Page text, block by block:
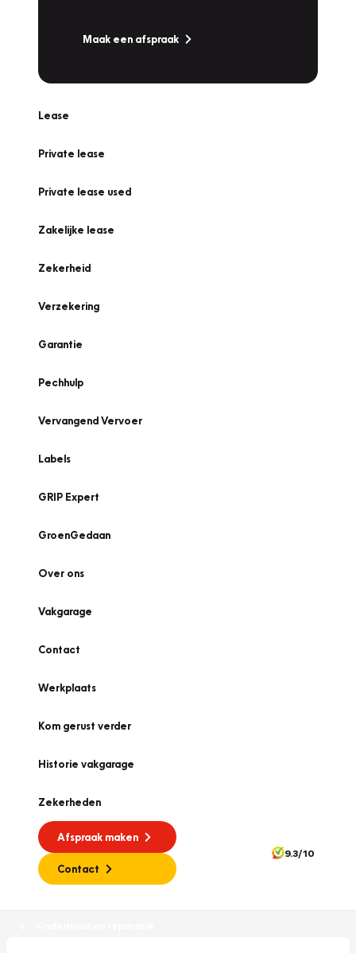
Maak een afspraak
Lease
Private lease
Private lease used
Zakelijke lease
Zekerheid
Verzekering
Garantie
Pechhulp
Vervangend Vervoer
Labels
GRIP Expert
GroenGedaan
Over ons
Vakgarage
Contact
Werkplaats
Kom gerust verder
Historie vakgarage
Zekerheden
Afspraak maken
Contact
9.3/10